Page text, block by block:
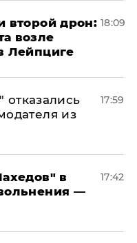
второй дрон:
возле
Лейпциге
18:09
отказались
из
17:59
в
—
17:42